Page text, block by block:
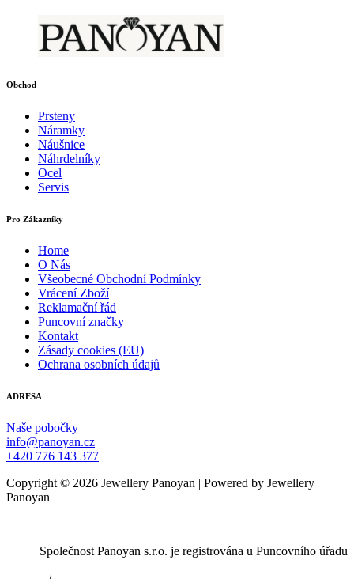
Obchod
Prsteny
Náramky
Náušnice
Náhrdelníky
Ocel
Servis
Pro Zákazníky
Home
O Nás
Všeobecné Obchodní Podmínky
Vrácení Zboží
Reklamační řád
Puncovní značky
Kontakt
Zásady cookies (EU)
Ochrana osobních údajů
ADRESA
Naše pobočky
info@panoyan.cz
+420 776 143 377
Copyright © 2026 Jewellery Panoyan | Powered by Jewellery
Panoyan
Společnost Panoyan s.r.o. je registrována u Puncovního úřadu